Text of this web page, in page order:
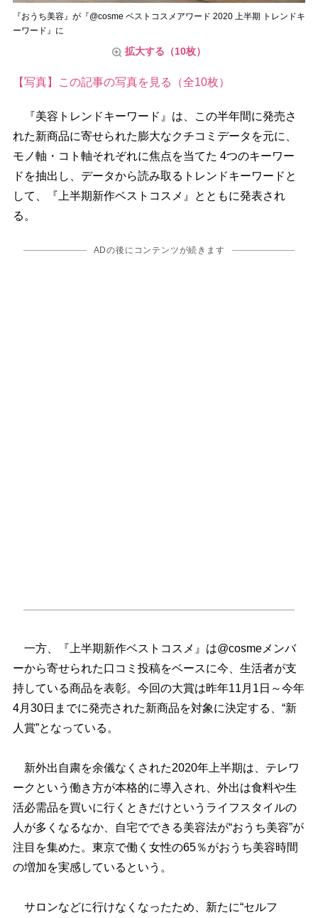
『おうち美容』が『@cosme ベストコスメアワード 2020 上半期 トレンドキ
ーワード』に
拡大する（10枚）
【写真】この記事の写真を見る（全10枚）
『美容トレンドキーワード』は、この半年間に発売さ
れた新商品に寄せられた膨大なクチコミデータを元に、
モノ軸・コト軸それぞれに焦点を当てた 4つのキーワー
ドを抽出し、データから読み取るトレンドキーワードと
して、『上半期新作ベストコスメ』とともに発表され
る。
ADの後にコンテンツが続きます
一方、『上半期新作ベストコスメ』は@cosmeメンバ
ーから寄せられた口コミ投稿をベースに今、生活者が支
持している商品を表彰。今回の大賞は昨年11月1日～今年
4月30日までに発売された新商品を対象に決定する、“新
人賞”となっている。
新外出自粛を余儀なくされた2020年上半期は、テレワ
ークという働き方が本格的に導入され、外出は食料や生
活必需品を買いに行くときだけというライフスタイルの
人が多くなるなか、自宅でできる美容法が“おうち美容”が
注目を集めた。東京で働く女性の65％がおうち美容時間
の増加を実感しているという。
サロンなどに行けなくなったため、新たに“セルフ